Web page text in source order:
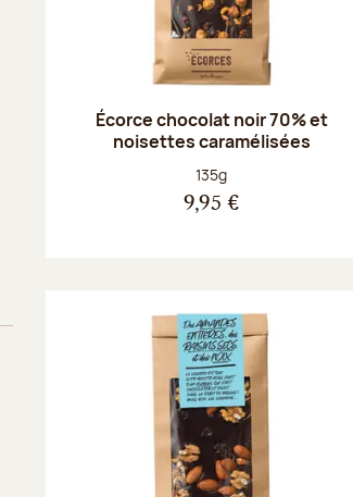
Écorce chocolat noir 70% et
noisettes caramélisées
Poids net :
135g
9,95 €